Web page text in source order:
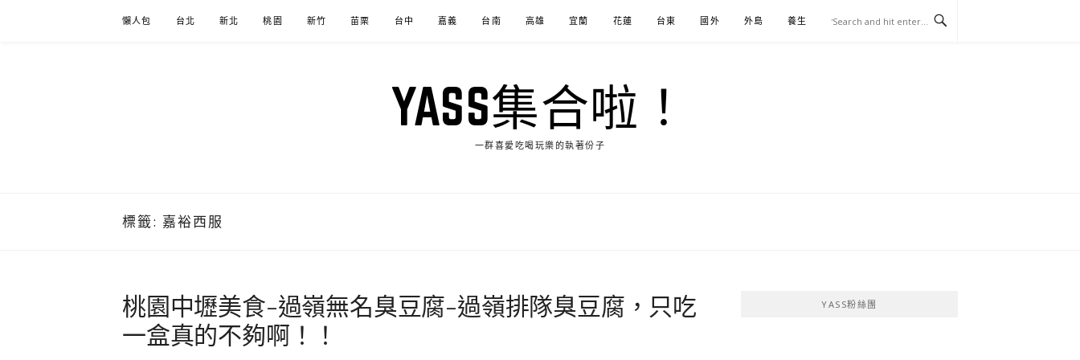
懶人包 台北 新北 桃園 新竹 苗栗 台中 嘉義 台南 高雄 宜蘭 花蓮 台東 國外 外島 養生 伴手禮
YASS集合啦！
一群喜愛吃喝玩樂的執著份子
標籤: 嘉裕西服
桃園中壢美食-過嶺無名臭豆腐-過嶺排隊臭豆腐，只吃
一盒真的不夠啊！！
YASS粉絲團